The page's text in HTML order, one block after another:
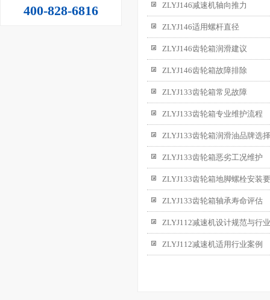
400-828-6816 ZLYJ146减速机轴向推力
ZLYJ146适用螺杆直径
ZLYJ146齿轮箱润滑建议
ZLYJ146齿轮箱故障排除
ZLYJ133齿轮箱常见故障
ZLYJ133齿轮箱专业维护流程
ZLYJ133齿轮箱润滑油品牌选择
ZLYJ133齿轮箱恶劣工况维护
ZLYJ133齿轮箱地脚螺栓安装
ZLYJ133齿轮箱轴承寿命评估
ZLYJ112减速机设计规范与行
ZLYJ112减速机适用行业案例